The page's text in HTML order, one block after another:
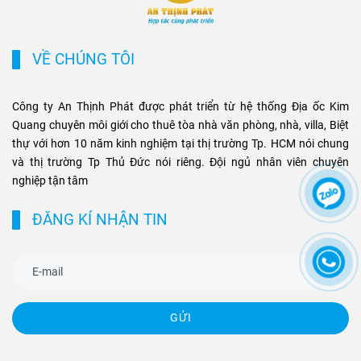
tăng giá và tiềm năng khai
các loại hình bất động sản
này.
phân khúc bất động sản
VỀ CHÚNG TÔI
Công ty An Thịnh Phát được phát triển từ hệ thống Địa ốc Kim
Quang chuyên môi giới cho thuê tòa nhà văn phòng, nhà, villa, Biệt
thự với hơn 10 năm kinh nghiệm tại thị trường Tp. HCM nói chung
và thị trường Tp Thủ Đức nói riêng. Đội ngủ nhân viên chuyên
nghiệp tận tâm
ĐĂNG KÍ NHẬN TIN
GỬI